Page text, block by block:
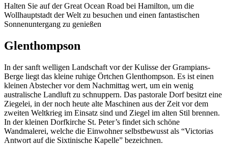
Halten Sie auf der Great Ocean Road bei Hamilton, um die
Wollhauptstadt der Welt zu besuchen und einen fantastischen
Sonnenuntergang zu genießen
Glenthompson
In der sanft welligen Landschaft vor der Kulisse der Grampians-
Berge liegt das kleine ruhige Örtchen Glenthompson. Es ist einen
kleinen Abstecher vor dem Nachmittag wert, um ein wenig
australische Landluft zu schnuppern. Das pastorale Dorf besitzt eine
Ziegelei, in der noch heute alte Maschinen aus der Zeit vor dem
zweiten Weltkrieg im Einsatz sind und Ziegel im alten Stil brennen.
In der kleinen Dorfkirche St. Peter’s findet sich schöne
Wandmalerei, welche die Einwohner selbstbewusst als “Victorias
Antwort auf die Sixtinische Kapelle” bezeichnen.